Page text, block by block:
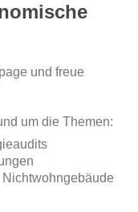
und freue
um die Themen: